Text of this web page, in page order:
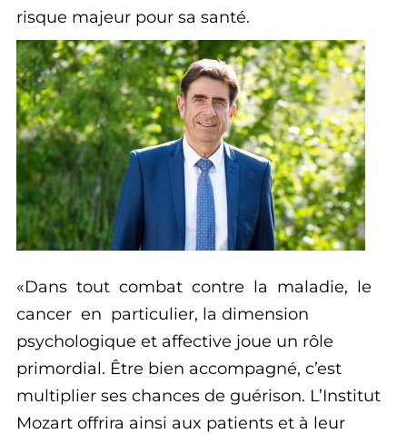
risque majeur pour sa santé.
Dans tout combat contre la maladie, le
cancer en particulier, la dimension
psychologique et affective joue un rôle
primordial. Être bien accompagné, c’est
multiplier ses chances de guérison. L’Institut
Mozart offrira ainsi aux patients et à leur